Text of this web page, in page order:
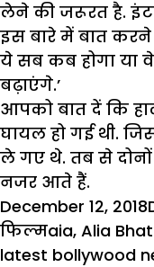
लेने की जरूरत है.
इस बारे में बात करने
ये सब कब होगा या
बढ़ाएंगे.’
आपको बात दें कि
घायल हो गई थी.
ले गए थे. तब से
नजर आते हैं.
Posted
on
December 12, 2018
फिल्मTags
aia, Alia
latest bollywood